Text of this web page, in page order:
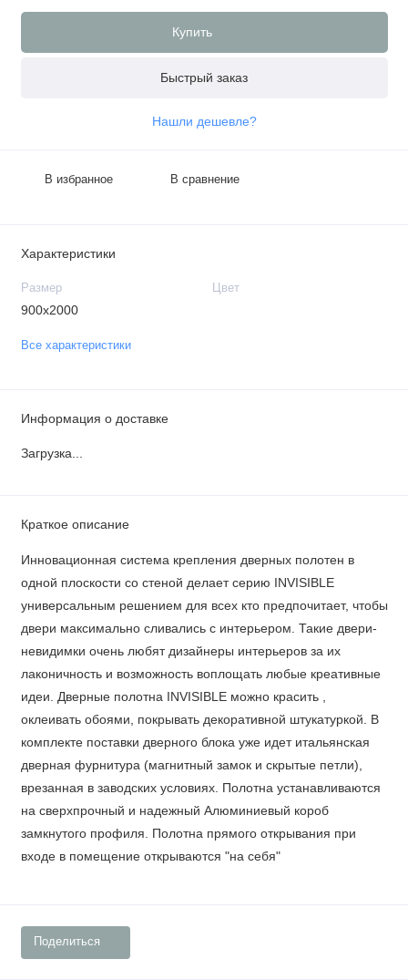
Купить
Быстрый заказ
Нашли дешевле?
В избранное В сравнение
Характеристики
Размер
900х2000
Цвет
Все характеристики
Информация о доставке
Загрузка...
Краткое описание
Инновационная система крепления дверных полотен в
одной плоскости со стеной делает серию INVISIBLE
универсальным решением для всех кто предпочитает, чтобы
двери максимально сливались с интерьером. Такие двери-
невидимки очень любят дизайнеры интерьеров за их
лаконичность и возможность воплощать любые креативные
идеи. Дверные полотна INVISIBLE можно красить ,
оклеивать обоями, покрывать декоративной штукатуркой. В
комплекте поставки дверного блока уже идет итальянская
дверная фурнитура (магнитный замок и скрытые петли),
врезанная в заводских условиях. Полотна устанавливаются
на сверхпрочный и надежный Алюминиевый короб
замкнутого профиля. Полотна прямого открывания при
входе в помещение открываются "на себя"
Поделиться